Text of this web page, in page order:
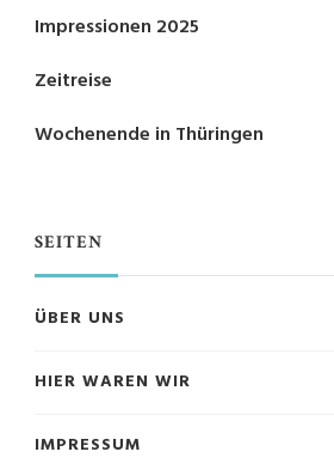
Impressionen 2025
Zeitreise
Wochenende in Thüringen
SEITEN
ÜBER UNS
HIER WAREN WIR
IMPRESSUM